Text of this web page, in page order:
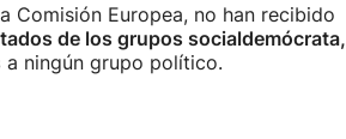
Comisión Europea, no han recibido
de los grupos socialdemócrata,
a ningún grupo político.